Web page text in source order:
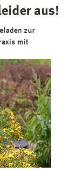
aus!
zur
mit